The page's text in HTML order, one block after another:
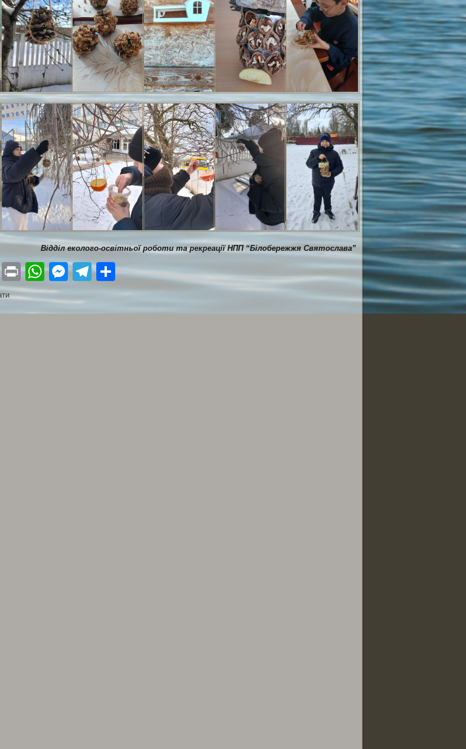
Відділ еколого-освітньої роботи та рекреації НПП “Білобережжя Святослава”
PrintWhatsApp
Messenger
Telegram
Поділитися